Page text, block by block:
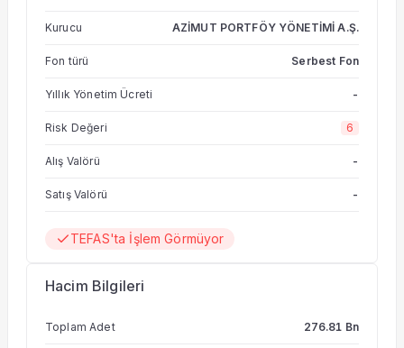
Kurucu AZİMUT PORTFÖY YÖNETİMİ A.Ş.
Fon türü Serbest Fon
Yıllık Yönetim Ücreti -
Risk Değeri 6
Alış Valörü -
Satış Valörü -
TEFAS'ta İşlem Görmüyor
Hacim Bilgileri
Toplam Adet 276.81 Bn